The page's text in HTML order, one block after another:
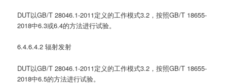
DUT以GB/T 28046.1-2011定义的工作模式3.2，按照GB/T 18655-
2018中6.3或6.4的方法进行试验。
6.4.6.4.2 辐射发射
DUT以GB/T 28046.1-2011定义的工作模式3.2，按照GB/T 18655-
2018中6.5的方法进行试验。